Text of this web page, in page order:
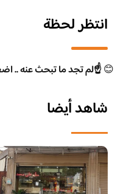
انتظر لحظة
😊☝️لم تجد ما تبحث عنه ..
شاهد أيضا